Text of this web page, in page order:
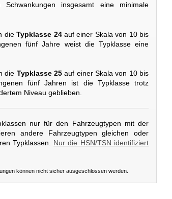
insgesamt eine minimale
dieTypklasse 24auf einer Skala von 10 bis
fünf Jahre weist die Typklasse eine
die Typklasse 25 auf einer Skala von 10 bis
fünf Jahren ist die Typklasse trotz
Niveau geblieben.
nur für den Fahrzeugtypen mit der
andere Fahrzeugtypen gleichen oder
Typklassen. Nur die HSN/TSN identifiziert
können nicht sicher ausgeschlossen werden.